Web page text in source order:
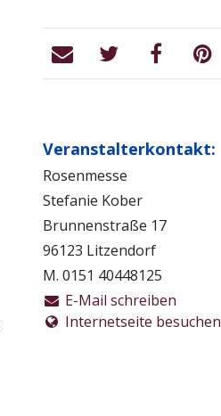
Veranstalterkontakt:
Rosenmesse
Stefanie Kober
Brunnenstraße 17
96123 Litzendorf
M. 0151 40448125
E-Mail schreiben
Internetseite besuchen